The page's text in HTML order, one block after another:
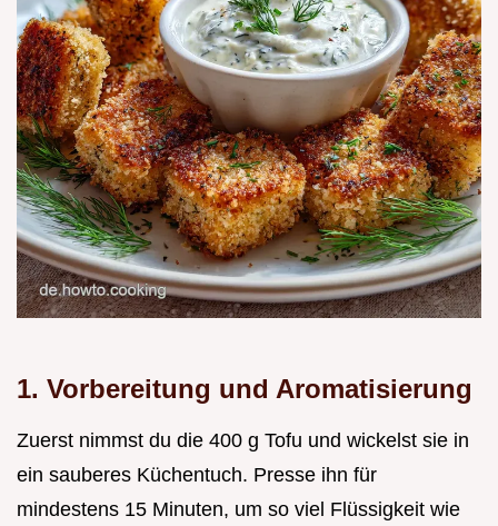
1. Vorbereitung und Aromatisierung
Zuerst nimmst du die 400 g Tofu und wickelst sie in
ein sauberes Küchentuch. Presse ihn für
mindestens 15 Minuten, um so viel Flüssigkeit wie